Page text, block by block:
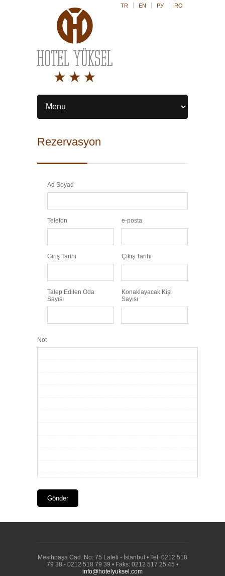
TR EN РУ RO
Rezervasyon
Ad Soyad
Telefon e-posta
Giriş Tarihi Çıkış Tarihi
Talep Edilen Oda
Sayısı
Konaklayacak Kişi
Sayısı
Not
Mesihpaşa Cad. No: 75 Laleli - İstanbul • Tel: 0212 518
79 38 - 0212 518 79 39 • Faks: 0212 517 25 45 •
info@hotelyuksel.com